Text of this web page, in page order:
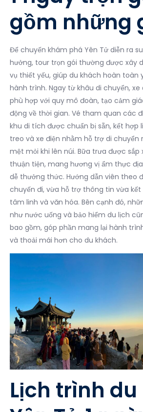
gồm những
Để chuyến khám phá Yên Tử diễn ra
hưởng, tour trọn gói thường được xây
vụ thiết yếu, giúp du khách hoàn toàn
hành trình. Ngay từ khâu di chuyển,
phù hợp với quy mô đoàn, tạo cảm
động về thời gian. Vé tham quan các
khu di tích được chuẩn bị sẵn, kết hợp
treo và xe điện nhằm hỗ trợ di chuyển
mệt mỏi khi lên núi. Bữa trưa được sắp
thuận tiện, mang hương vị ẩm thực
dễ thưởng thức. Hướng dẫn viên theo
chuyến đi, vừa hỗ trợ thông tin vừa
tâm linh và văn hóa. Bên cạnh đó,
như nước uống và bảo hiểm du lịch
bao gồm, góp phần mang lại hành
và thoải mái hơn cho du khách.
Lịch trình